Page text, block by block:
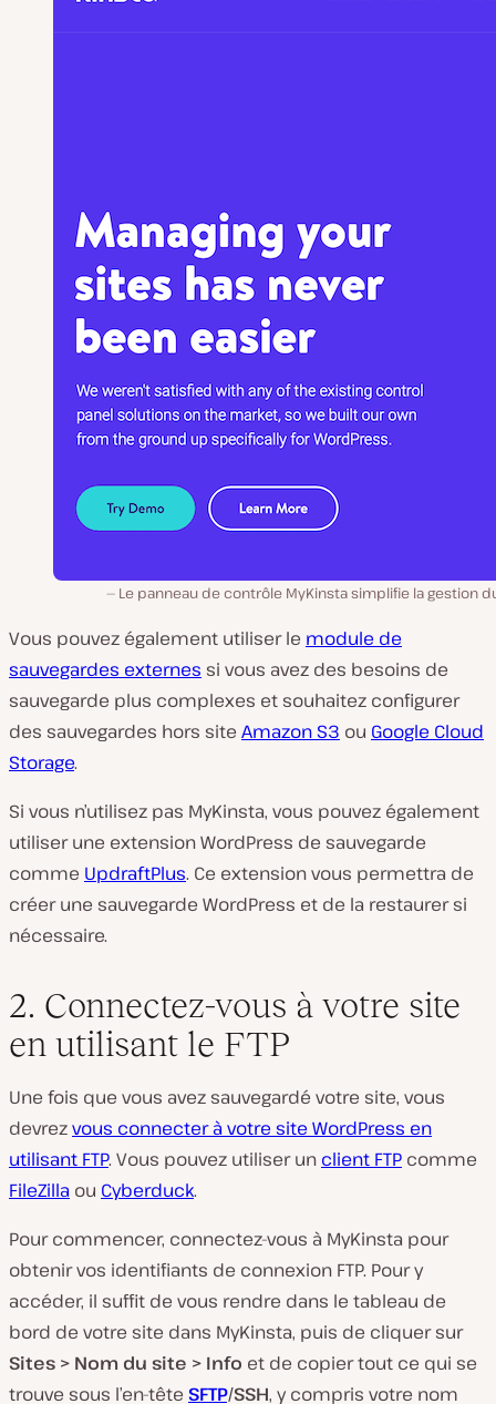
Le panneau de contrôle MyKinsta simplifie la gestion
Vous pouvez également utiliser le module de
sauvegardes externes si vous avez des besoins de
sauvegarde plus complexes et souhaitez configurer
des sauvegardes hors site Amazon S3 ou Google Cloud
Storage.
Si vous n’utilisez pas MyKinsta, vous pouvez également
utiliser une extension WordPress de sauvegarde
comme UpdraftPlus. Ce extension vous permettra de
créer une sauvegarde WordPress et de la restaurer si
nécessaire.
2. Connectez-vous à votre site
en utilisant le FTP
Une fois que vous avez sauvegardé votre site, vous
devrezvous connecter à votre site WordPress en
utilisant FTP. Vous pouvez utiliser un client FTP comme
FileZilla ou Cyberduck.
Pour commencer, connectez-vous à MyKinsta pour
obtenir vos identifiants de connexion FTP. Pour y
accéder, il suffit de vous rendre dans le tableau de
bord de votre site dans MyKinsta, puis de cliquer sur
Sites > Nom du site > Info et de copier tout ce qui se
trouve sous l’en-tête SFTP/SSH, y compris votre nom